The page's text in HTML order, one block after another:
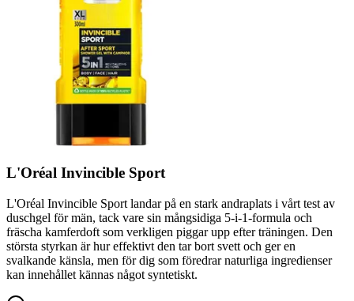
L'Oréal Invincible Sport
L'Oréal Invincible Sport landar på en stark andraplats i vårt test av
duschgel för män, tack vare sin mångsidiga 5-i-1-formula och
fräscha kamferdoft som verkligen piggar upp efter träningen. Den
största styrkan är hur effektivt den tar bort svett och ger en
svalkande känsla, men för dig som föredrar naturliga ingredienser
kan innehållet kännas något syntetiskt.